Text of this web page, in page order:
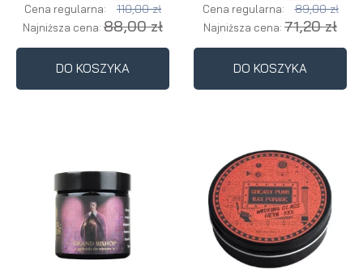
Cena regularna: 110,00 zł
Najniższa cena: 88,00 zł
DO KOSZYKA
Cena regularna: 89,00 zł
Najniższa cena: 71,20 zł
DO KOSZYKA